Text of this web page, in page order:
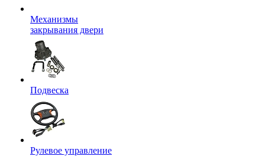
Механизмы
закрывания двери
Подвеска
Рулевое управление